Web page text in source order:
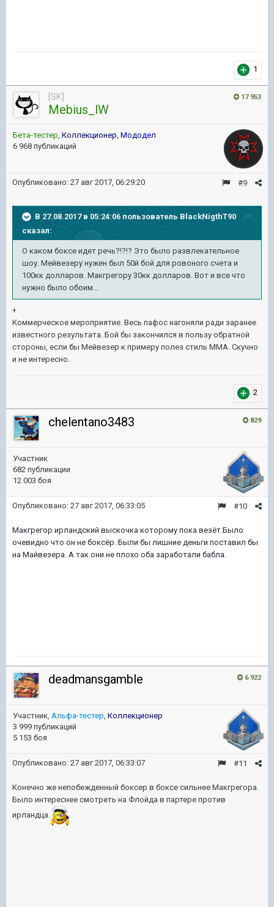
1
17 953
[SK]
Mebius_lW
Бета-тестер, Коллекционер, Мододел
6 968 публикаций
#9
Опубликовано: 27 авг 2017, 06:29:20
В 27.08.2017 в 05:24:06 пользователь BlackNigthT90
сказал:
О каком боксе идет речь?!?!? Это было развлекательное
шоу. Мейвезеру нужен был 50й бой для ровоного счета и
100кк долларов. Макгрегору 30кк долларов. Вот и все что
нужно было обоим...
+
Коммерческое мероприятие. Весь пафос нагоняли ради заранее
известного результата. Бой бы закончился в пользу обратной
стороны, если бы Мейвезер к примеру полез стиль ММА. Скучно
и не интересно.
2
829
chelentano3483
Участник
682 публикации
12 003 боя
#10
Опубликовано: 27 авг 2017, 06:33:05
Макгрегор ирландский выскочка которому пока везёт.Было
очевидно что он не боксёр. Были бы лишние деньги поставил бы
на Майвезера. А так они не плохо оба заработали бабла.
6 922
deadmansgamble
Участник, Альфа-тестер, Коллекционер
3 999 публикаций
5 153 боя
#11
Опубликовано: 27 авг 2017, 06:33:07
Конечно же непобежденный боксер в боксе сильнее Макгрегора.
Было интереснее смотреть на Флойда в партере против
ирландца.